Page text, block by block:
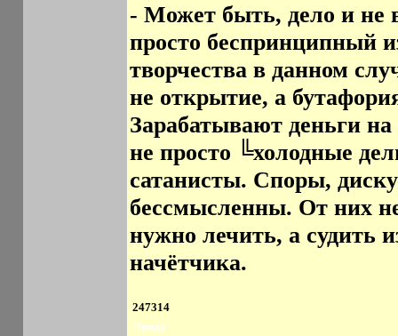
- Может быть, дело и не
просто беспринципный
творчества в данном
не открытие, а
Зарабатывают деньги
не просто ╚холодные
сатанисты. Споры,
бессмысленны. От них
нужно лечить, а судить
начётчика.
247314
Линда